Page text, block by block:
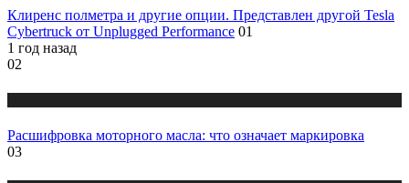
Клиренс полметра и другие опции. Представлен другой Tesla
Cybertruck от Unplugged Performance 01
1 год назад
02
Расшифровка моторного масла: что означает маркировка
03